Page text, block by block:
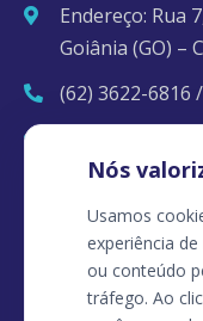
Nós
Usamos
experiência
ou conteúdo
tráfego. Ao
Endereço: Rua
Goiânia (GO) –
(62) 3622-6816